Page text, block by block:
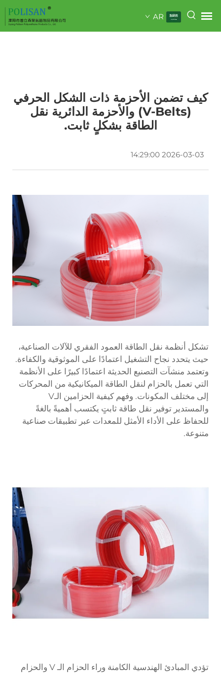
AR
كيف تضمن الأحزمة ذات الشكل الحرفي
(V-Belts) والأحزمة الدائرية نقل
الطاقة بشكلٍ ثابت.
2026-03-03 14:29:00
تشكل أنظمة نقل الطاقة العمود الفقري للآلات الصناعية،
حيث يتحدد نجاح التشغيل اعتمادًا على الموثوقية والكفاءة.
وتعتمد منشآت التصنيع الحديثة اعتمادًا كبيرًا على الأنظمة
التي تعمل بالحزام لنقل الطاقة الميكانيكية من المحركات
إلى مختلف المكونات. وفهم كيفية
الحزامين الـV
والمستدير توفير نقل طاقة ثابتٍ يكتسب أهميةً بالغةً
للحفاظ على الأداء الأمثل للمعدات عبر تطبيقات صناعية
متنوعة.
تؤدي المبادئ الهندسية الكامنة وراء الحزام الـ V والحزام